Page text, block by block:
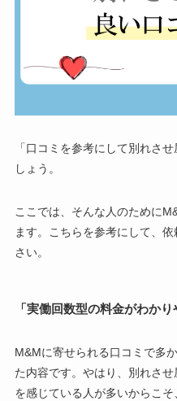
「口コミを参考にして別れさ
しょう。
ここでは、そんな人のために
ます。こちらを参考にして、
さい。
「実働回数型の料金がわかり
M&Mに寄せられる口コミで多
た内容です。やはり、別れさ
を感じている人が多いからこ